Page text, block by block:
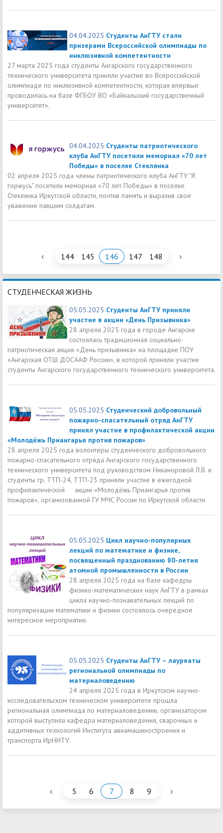
04.04.2025 Студенты АнГТУ стали
призерами Всероссийской олимпиады по
инклюзивной компетентности
27 марта 2025 года студенты Ангарского государственного
технического университета приняли участие во Всероссийской
олимпиаде по инклюзивной компетентности, которая впервые
проводилась на базе ФГБОУ ВО «Байкальский государственный
университет».
04.04.2025 Студенты патриотического
клуба АнГТУ посетили мемориал «70 лет
Победы» в поселке Стеклянка
02 апреля 2025 года члены патриотического клуба АнГТУ "Я
горжусь" посетили мемориал «70 лет Победы» в поселке
Стеклянка Иркутской области, почтив память и выразив свое
уважение павшим солдатам.
‹ 144 145 146 147 148 ›
СТУДЕНЧЕСКАЯ ЖИЗНЬ
05.05.2025 Студенты АнГТУ приняли
участие в акции «День Призывника»
28 апреля 2025 года в городе Ангарске
состоялась традиционная социально-
патриотическая акция «День призывника» на площадке ПОУ
«Ангарская ОТШ ДОСААФ России», в которой приняли участие
студенты Ангарского государственного технического университета.
05.05.2025 Студенческий добровольный
пожарно-спасательный отряд АнГТУ
принял участие в профилактической акции
«Молодёжь Приангарья против пожаров»
28 апреля 2025 года волонтеры студенческого добровольного
пожарно-спасательного отряда Ангарского государственного
технического университета под руководством Никаноровой Л.В. и
студенты гр. ТТП-24, ТТП-23 приняли участие в ежегодной
профилактической акции «Молодёжь Приангарья против
пожаров», организованной ГУ МЧС России по Иркутской области.
05.05.2025 Цикл научно-популярных
лекций по математике и физике,
посвященный празднованию 80-летия
атомной промышленности в России
28 апреля 2025 года на базе кафедры
физико-математических наук АнГТУ в рамках
цикла научно-познавательных лекций по
популяризации математики и физики состоялось очередное
интересное мероприятие.
05.05.2025 Студенты АнГТУ – лауреаты
региональной олимпиады по
материаловедению
24 апреля 2025 года в Иркутском научно-
исследовательском техническом университете прошла
региональная олимпиада по материаловедению, организатором
которой выступила кафедра материаловедения, сварочных и
аддитивных технологий Института авиамашиностроения и
транспорта ИрНИТУ.
‹ 5 6 7 8 9 ›